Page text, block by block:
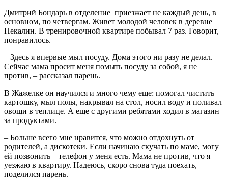
Дмитрий Бондарь в отделение приезжает не каждый день, в
основном, по четвергам. Живет молодой человек в деревне
Пекалин. В тренировочной квартире побывал 7 раз. Говорит,
понравилось.
– Здесь я впервые мыл посуду. Дома этого ни разу не делал.
Сейчас мама просит меня помыть посуду за собой, я не
против, – рассказал парень.
В Жажелке он научился и много чему еще: помогал чистить
картошку, мыл полы, накрывал на стол, носил воду и поливал
овощи в теплице. А еще с другими ребятами ходил в магазин
за продуктами.
– Больше всего мне нравится, что можно отдохнуть от
родителей, а дискотеки. Если начинаю скучать по маме, могу
ей позвонить – телефон у меня есть. Мама не против, что я
уезжаю в квартиру. Надеюсь, скоро снова туда поехать, –
поделился парень.